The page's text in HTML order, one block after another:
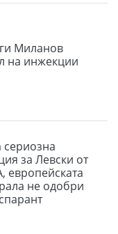
Миланов
на инжекции
сериозна
за Левски от
европейската
не одобри